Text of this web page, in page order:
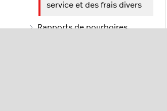
service et des frais divers
Rapports de pourboires